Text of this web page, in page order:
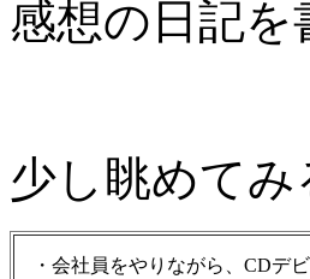
感想の日記
少し眺めてみ
・会社員をやりながら、CDデ